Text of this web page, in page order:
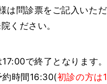
は問診票をご記入いただ
ください。
で終了となります。
約時間16:30(初診の方は